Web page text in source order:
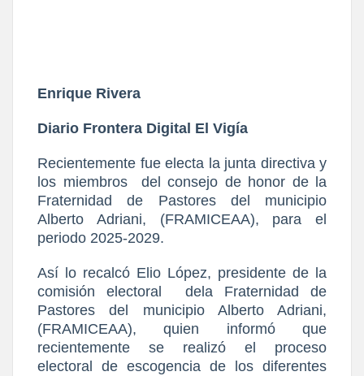
Enrique Rivera
Diario Frontera Digital El Vigía
Recientemente fue electa la junta directiva y
los miembros del consejo de honor de la
Fraternidad de Pastores del municipio
Alberto Adriani, (FRAMICEAA), para el
periodo 2025-2029.
Así lo recalcó Elio López, presidente de la
comisión electoral dela Fraternidad de
Pastores del municipio Alberto Adriani,
(FRAMICEAA), quien informó que
recientemente se realizó el proceso
electoral de escogencia de los diferentes